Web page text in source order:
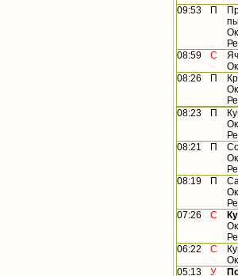
09:53
П
08:59
С
08:26
П
08:23
П
08:21
П
08:19
П
07:26
С
06:22
С
05:13
У